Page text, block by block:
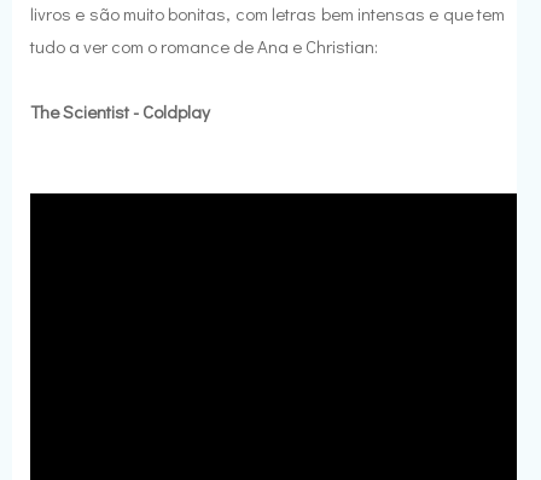
livros e são muito bonitas, com letras bem intensas e que tem
tudo a ver com o romance de Ana e Christian:
The Scientist - Coldplay